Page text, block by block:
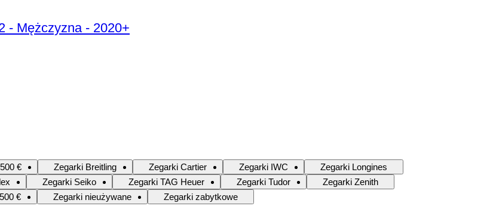
- Mężczyzna - 2020+
€ Zegarki Breitling Zegarki Cartier Zegarki IWC
Zegarki Longines
Zegarki Seiko Zegarki TAG Heuer Zegarki Tudor
Zegarki Zenith
€ Zegarki nieużywane Zegarki zabytkowe